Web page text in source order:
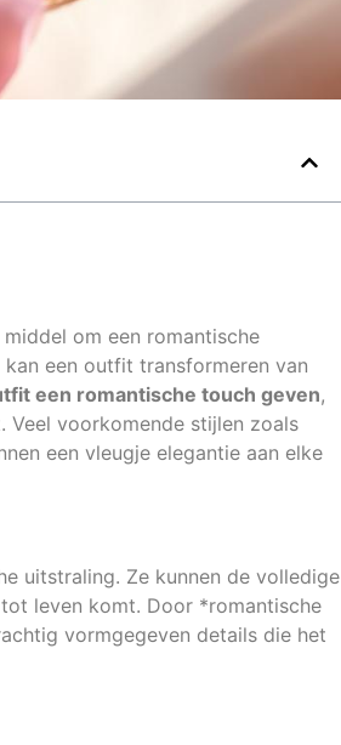
om een romantische
kan een outfit transformeren van
een romantische touch geven,
voorkomende stijlen zoals
een vleugje elegantie aan elke
uitstraling. Ze kunnen de volledige
leven komt. Door *romantische
vormgegeven details die het